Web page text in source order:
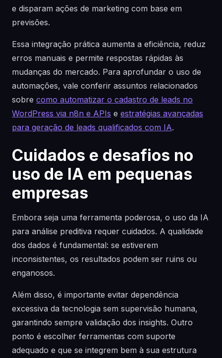
e disparam ações de marketing com base em
previsões.
Essa integração prática aumenta a eficiência, reduz
erros manuais e permite respostas rápidas às
mudanças do mercado. Para aprofundar o uso de
automações, vale conferir assuntos relacionados
sobre como automatizar o cadastro de leads no
WordPress via n8n e APIs e estratégias avançadas
para geração de leads qualificados com IA.
Cuidados e desafios no
uso de IA em pequenas
empresas
Embora seja uma ferramenta poderosa, o uso da IA
para análise preditiva requer cuidados. A qualidade
dos dados é fundamental: se estiverem
inconsistentes, os resultados podem ser ruins ou
enganosos.
Além disso, é importante evitar dependência
excessiva da tecnologia sem supervisão humana,
garantindo sempre validação dos insights. Outro
ponto é escolher ferramentas com suporte
adequado e que se integrem bem à sua estrutura